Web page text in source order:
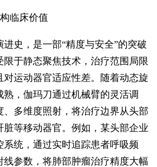
临床价值
史，是一部“精度与安全”的突破
限于静态聚焦技术，治疗范围局限
对运动器官适应性差。随着动态旋
熟，伽玛刀通过机械臂的灵活调
、多维度照射，将治疗边界从头部
脏等移动器官。例如，某头部企业
系统，通过实时追踪患者呼吸频
线参数，将肺部肿瘤治疗精度大幅